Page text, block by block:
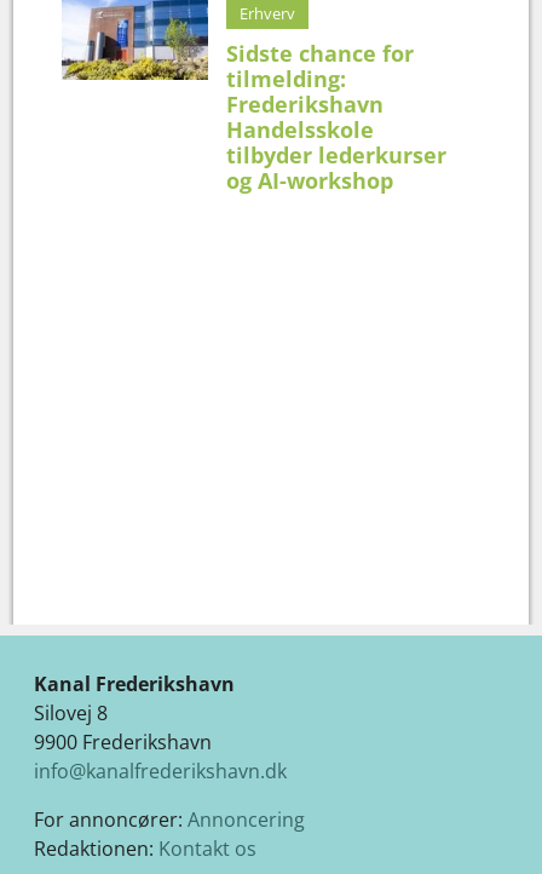
Erhverv
Sidste chance for
tilmelding:
Frederikshavn
Handelsskole
tilbyder lederkurser
og AI-workshop
Kanal Frederikshavn
Silovej 8
9900 Frederikshavn
info@kanalfrederikshavn.dk
For annoncører: Annoncering
Redaktionen: Kontakt os